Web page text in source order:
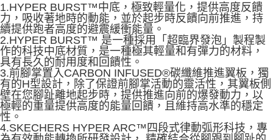
1.HYPER BURST™中底，極致輕量化，提供高度反饋
力，吸收著地時的動能，並於起步時反饋向前推進，持
續提供跑者高度的避震緩衝能量。
2.HYPER BURST™ 是一種採用「超臨界發泡」製程製
作的科技中底材質，是一種極其輕量和有彈力的材料，
具有長久的耐用度和回饋性。
3.前腳掌置入CARBON INFUSED®碳纖維推進翼板，獨
有的H型設計，除了保證前腳掌活動的靈活性，其翼板側
壁在您腳趾離地起步時，提供推進向前的爆發動力，以
極輕的重量提供高度的能量回饋，且維持高水準的穩定
性。
4.SKECHERS HYPER ARC™四段式律動弧形科技，專